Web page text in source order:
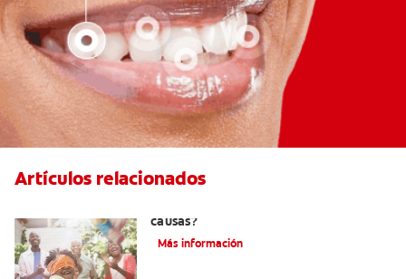
Artículos relacionados
causas?
Más información